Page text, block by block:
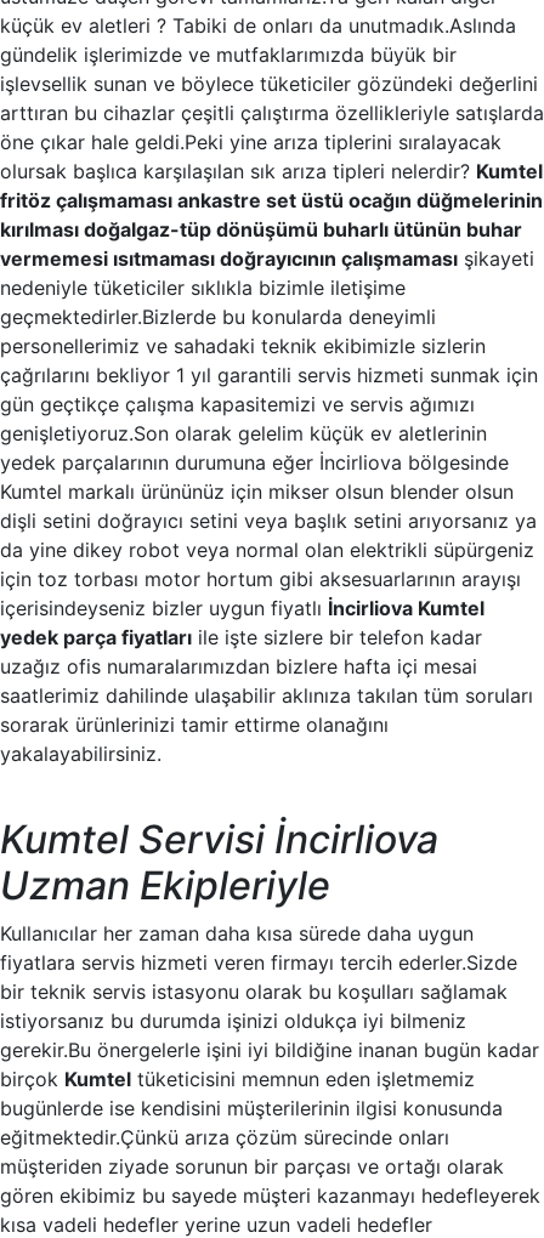
küçük ev aletleri ? Tabiki de onları da unutmadık.Aslında
gündelik işlerimizde ve mutfaklarımızda büyük bir
işlevsellik sunan ve böylece tüketiciler gözündeki değerlini
arttıran bu cihazlar çeşitli çalıştırma özellikleriyle satışlarda
öne çıkar hale geldi.Peki yine arıza tiplerini sıralayacak
olursak başlıca karşılaşılan sık arıza tipleri nelerdir? Kumtel
fritöz çalışmaması ankastre set üstü ocağın düğmelerinin
kırılması doğalgaz-tüp dönüşümü buharlı ütünün buhar
vermemesi ısıtmaması doğrayıcının çalışmaması şikayeti
nedeniyle tüketiciler sıklıkla bizimle iletişime
geçmektedirler.Bizlerde bu konularda deneyimli
personellerimiz ve sahadaki teknik ekibimizle sizlerin
çağrılarını bekliyor 1 yıl garantili servis hizmeti sunmak için
gün geçtikçe çalışma kapasitemizi ve servis ağımızı
genişletiyoruz.Son olarak gelelim küçük ev aletlerinin
yedek parçalarının durumuna eğer İncirliova bölgesinde
Kumtel markalı ürününüz için mikser olsun blender olsun
dişli setini doğrayıcı setini veya başlık setini arıyorsanız ya
da yine dikey robot veya normal olan elektrikli süpürgeniz
için toz torbası motor hortum gibi aksesuarlarının arayışı
içerisindeyseniz bizler uygun fiyatlı İncirliova Kumtel
yedek parça fiyatları ile işte sizlere bir telefon kadar
uzağız ofis numaralarımızdan bizlere hafta içi mesai
saatlerimiz dahilinde ulaşabilir aklınıza takılan tüm soruları
sorarak ürünlerinizi tamir ettirme olanağını
yakalayabilirsiniz.
Kumtel Servisi İncirliova
Uzman Ekipleriyle
Kullanıcılar her zaman daha kısa sürede daha uygun
fiyatlara servis hizmeti veren firmayı tercih ederler.Sizde
bir teknik servis istasyonu olarak bu koşulları sağlamak
istiyorsanız bu durumda işinizi oldukça iyi bilmeniz
gerekir.Bu önergelerle işini iyi bildiğine inanan bugün kadar
birçok Kumtel tüketicisini memnun eden işletmemiz
bugünlerde ise kendisini müşterilerinin ilgisi konusunda
eğitmektedir.Çünkü arıza çözüm sürecinde onları
müşteriden ziyade sorunun bir parçası ve ortağı olarak
gören ekibimiz bu sayede müşteri kazanmayı hedefleyerek
kısa vadeli hedefler yerine uzun vadeli hedefler